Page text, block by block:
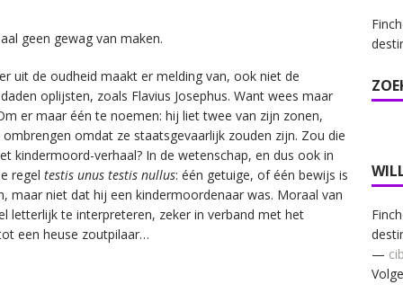
geen gewag van maken.
uit de oudheid maakt er melding van, ook niet de
oplijsten, zoals Flavius Josephus. Want wees maar
er maar één te noemen: hij liet twee van zijn zonen,
omdat ze staatsgevaarlijk zouden zijn. Zou die
kindermoord-verhaal? In de wetenschap, en dus ook in
regel testis unus testis nullus: één getuige, of één bewijs is
maar niet dat hij een kindermoordenaar was. Moraal van
letterlijk te interpreteren, zeker in verband met het
een heuse zoutpilaar…
—